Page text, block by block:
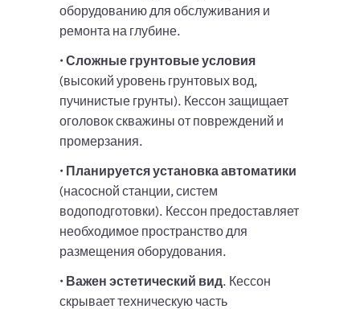
оборудованию для обслуживания и
ремонта на глубине.
• Сложные грунтовые условия
(высокий уровень грунтовых вод,
пучинистые грунты). Кессон защищает
оголовок скважины от повреждений и
промерзания.
• Планируется установка автоматики
(насосной станции, систем
водоподготовки). Кессон предоставляет
необходимое пространство для
размещения оборудования.
• Важен эстетический вид. Кессон
скрывает техническую часть